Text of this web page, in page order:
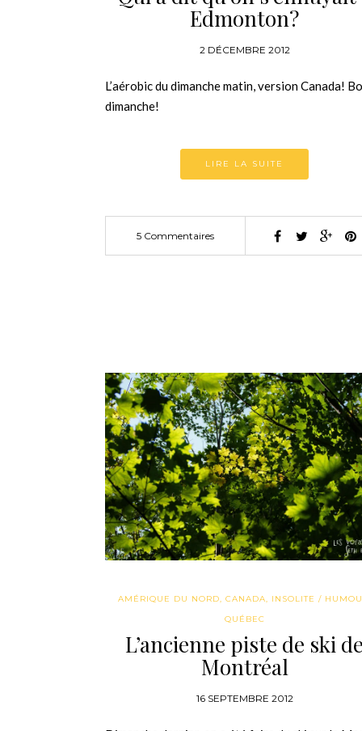
Edmonton?
2 DÉCEMBRE 2012
L’aérobic du dimanche matin, version Canada!
dimanche!
LIRE LA SUITE
5 Commentaires
AMÉRIQUE DU NORD CANADA
INSOLITE /
QUÉBEC
L’ancienne piste de ski
Montréal
16 SEPTEMBRE 2012